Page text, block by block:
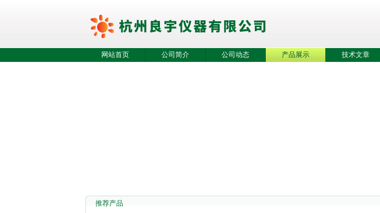
网站首页 公司简介 公司动态 产品展示 技术文章
推荐产品